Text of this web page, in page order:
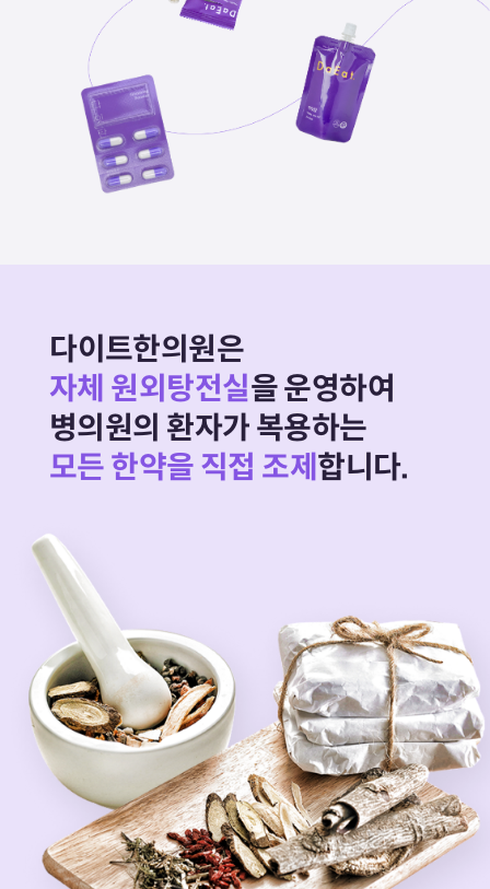
다이트한의원은
자체 원외탕전실을 운영하여
병의원의 환자가 복용하는
모든 한약을 직접 조제 합니다.